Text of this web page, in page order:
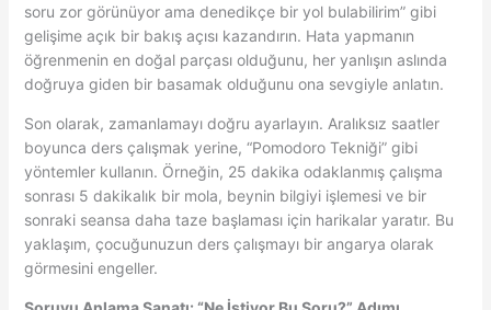
soru zor görünüyor ama denedikçe bir yol bulabilirim” gibi
gelişime açık bir bakış açısı kazandırın. Hata yapmanın
öğrenmenin en doğal parçası olduğunu, her yanlışın aslında
doğruya giden bir basamak olduğunu ona sevgiyle anlatın.
Son olarak, zamanlamayı doğru ayarlayın. Aralıksız saatler
boyunca ders çalışmak yerine, “Pomodoro Tekniği” gibi
yöntemler kullanın. Örneğin, 25 dakika odaklanmış çalışma
sonrası 5 dakikalık bir mola, beynin bilgiyi işlemesi ve bir
sonraki seansa daha taze başlaması için harikalar yaratır. Bu
yaklaşım, çocuğunuzun ders çalışmayı bir angarya olarak
görmesini engeller.